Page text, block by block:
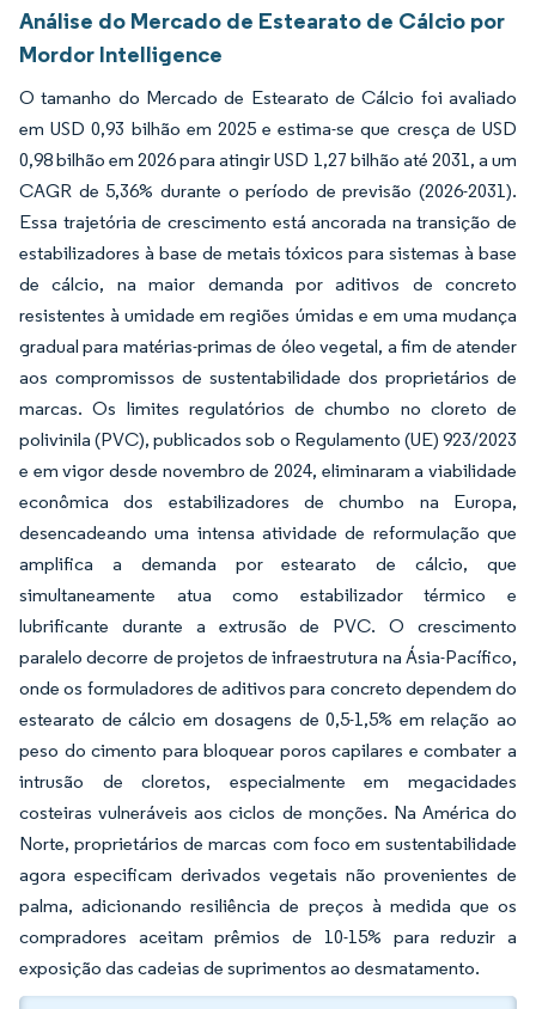
Análise do Mercado de Estearato de Cálcio por
Mordor Intelligence
O tamanho do Mercado de Estearato de Cálcio foi avaliado
em USD 0,93 bilhão em 2025 e estima-se que cresça de USD
0,98 bilhão em 2026 para atingir USD 1,27 bilhão até 2031, a um
CAGR de 5,36% durante o período de previsão (2026-2031).
Essa trajetória de crescimento está ancorada na transição de
estabilizadores à base de metais tóxicos para sistemas à base
de cálcio, na maior demanda por aditivos de concreto
resistentes à umidade em regiões úmidas e em uma mudança
gradual para matérias-primas de óleo vegetal, a fim de atender
aos compromissos de sustentabilidade dos proprietários de
marcas. Os limites regulatórios de chumbo no cloreto de
polivinila (PVC), publicados sob o Regulamento (UE) 923/2023
e em vigor desde novembro de 2024, eliminaram a viabilidade
econômica dos estabilizadores de chumbo na Europa,
desencadeando uma intensa atividade de reformulação que
amplifica a demanda por estearato de cálcio, que
simultaneamente atua como estabilizador térmico e
lubrificante durante a extrusão de PVC. O crescimento
paralelo decorre de projetos de infraestrutura na Ásia-Pacífico,
onde os formuladores de aditivos para concreto dependem do
estearato de cálcio em dosagens de 0,5-1,5% em relação ao
peso do cimento para bloquear poros capilares e combater a
intrusão de cloretos, especialmente em megacidades
costeiras vulneráveis aos ciclos de monções. Na América do
Norte, proprietários de marcas com foco em sustentabilidade
agora especificam derivados vegetais não provenientes de
palma, adicionando resiliência de preços à medida que os
compradores aceitam prêmios de 10-15% para reduzir a
exposição das cadeias de suprimentos ao desmatamento.